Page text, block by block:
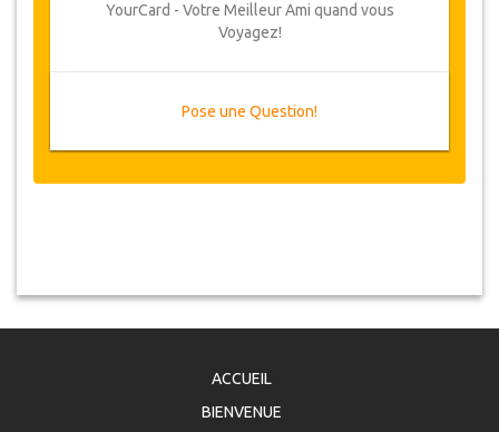
YourCard - Votre Meilleur Ami quand vous
Voyagez!
Pose une Question!
ACCUEIL
BIENVENUE